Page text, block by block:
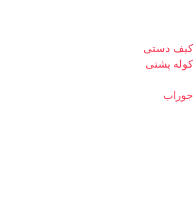
کیف دستی
کوله پشتی
جوراب